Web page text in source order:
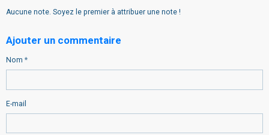
Aucune note. Soyez le premier à attribuer une note !
Ajouter un commentaire
Nom
E-mail